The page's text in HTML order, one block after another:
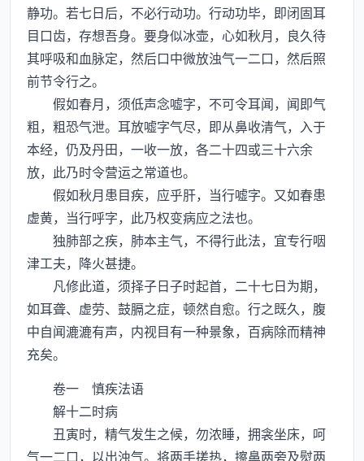
静功。若七日后，不必行动功。行动功毕，即闭固耳
目口齿，存想吾身。要身似冰壶，心如秋月，良久待
其呼吸和血脉定，然后口中微放浊气一二口，然后照
前节令行之。
假如春月，须低声念嘘字，不可令耳闻，闻即气
粗，粗恐气泄。耳放嘘字气尽，即从鼻收清气，入于
本经，仍及丹田，一收一放，各二十四或三十六余
放，此乃时令营运之常道也。
假如秋月患目疾，应乎肝，当行嘘字。又如春患
虚黄，当行呼字，此乃权变病应之法也。
独肺部之疾，肺本主气，不得行此法，宜专行咽
津工夫，降火甚捷。
凡修此道，须择子日子时起首，二十七日为期，
如耳聋、虚劳、鼓膈之症，顿然自愈。行之既久，腹
中自闻漉漉有声，内视目有一种景象，百病除而精神
充矣。
卷一 慎疾法语
解十二时病
丑寅时，精气发生之候，勿浓睡，拥衾坐床，呵
气一二口，以出浊气。将两手搓热，擦鼻两旁及熨两